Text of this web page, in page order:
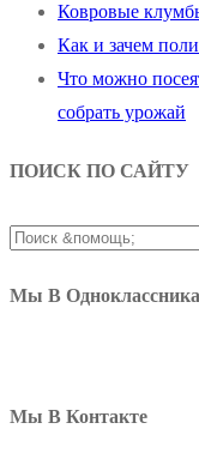
Ковровые
Как и зачем
Что можно
собрать урожай
ПОИСК ПО САЙТУ
Найти:
Мы В
Мы В Контакте